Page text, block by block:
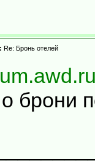
Re: Бронь отелей
брони